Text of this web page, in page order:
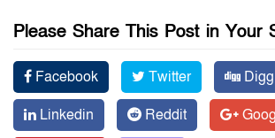
Please Share This Post in Your
Facebook Twitter
Digg
Linkedin
Reddit